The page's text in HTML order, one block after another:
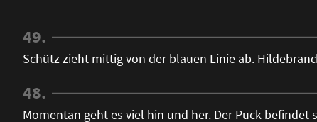
49.
Schütz zieht mittig von der blauen Linie ab.
48.
Momentan geht es viel hin und her. Der Puck